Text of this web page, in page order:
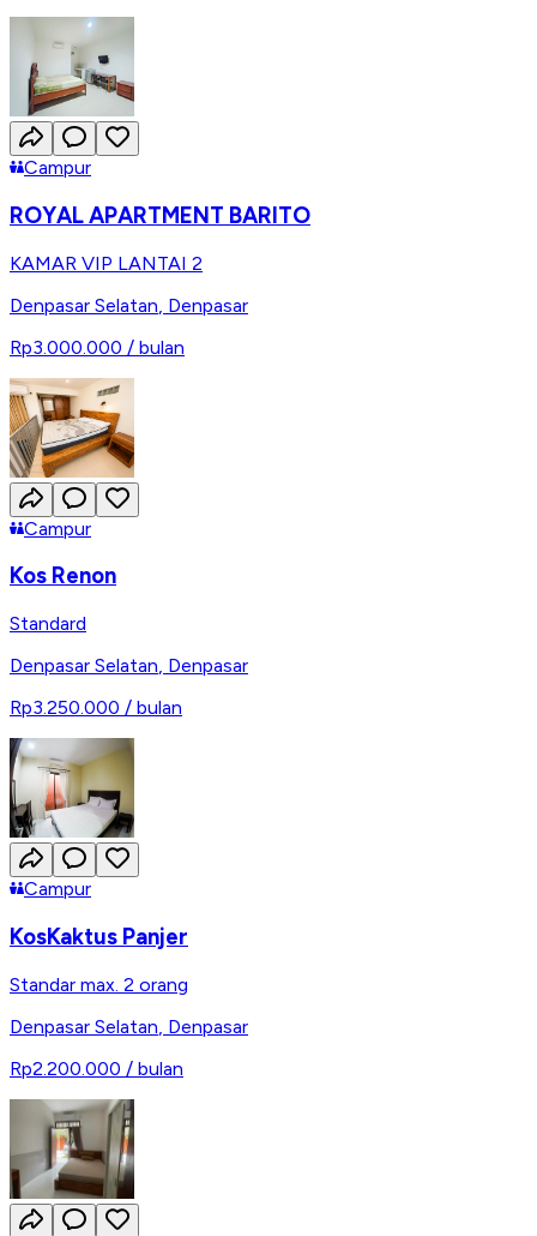
Campur
ROYAL APARTMENT BARITO
KAMAR VIP LANTAI 2
Denpasar Selatan Denpasar
Rp3.000.000 / bulan
Campur
Kos Renon
Standard
Denpasar Selatan, Denpasar
Rp3.250.000 / bulan
Campur
KosKaktus Panjer
Standar max. 2 orang
Denpasar Selatan Denpasar
Rp2.200.000 / bulan